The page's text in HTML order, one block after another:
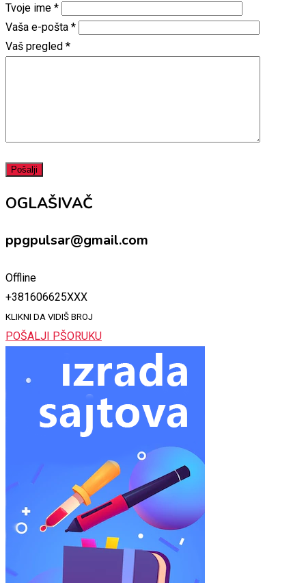
Tvoje ime *
Vaša e-pošta *
Vaš pregled *
OGLAŠIVAČ
ppgpulsar@gmail.com
Offline
+381606625XXX
KLIKNI DA VIDIŠ BROJ
POŠALJI PŠORUKU